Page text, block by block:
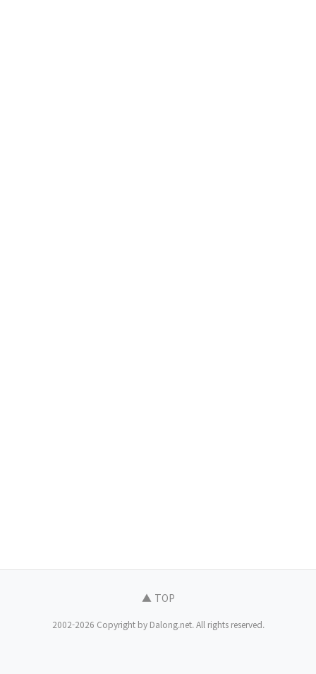
▲ TOP
2002-2026 Copyright by Dalong.net. All rights reserved.